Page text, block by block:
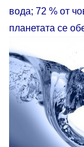
вода; 72 % от
планетата се